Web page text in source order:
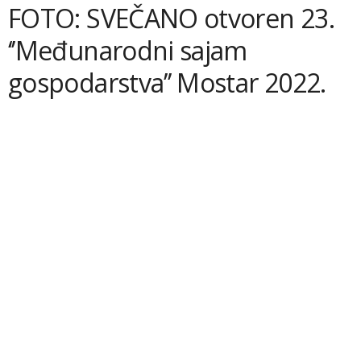
FOTO: SVEČANO otvoren 23.
‘’Međunarodni sajam
gospodarstva’’ Mostar 2022.